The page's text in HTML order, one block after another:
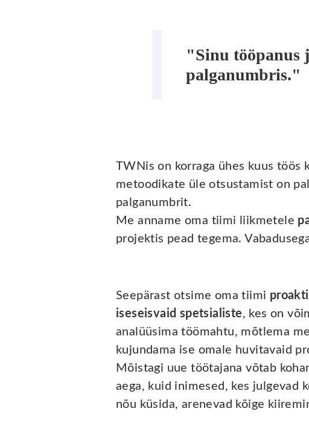
"Sinu tööpanus
palganumbris."
TWNis on korraga ühes kuus
metoodikate üle otsustamist on
palganumbrit.
Me anname oma tiimi liikmetele
projektis pead tegema.
Seepärast otsime oma tiimi
iseseisvaid spetsialiste, kes on
analüüsima töömahtu, mõtlema
kujundama ise omale huvitavaid
Mõistagi uue töötajana võtab
aega, kuid inimesed, kes julgevad
nõu küsida, arenevad kõige